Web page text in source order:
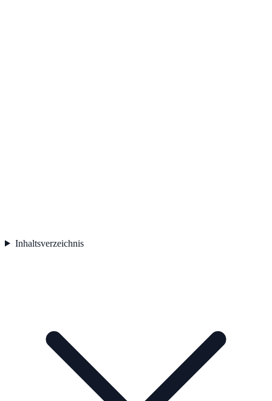
Inhaltsverzeichnis